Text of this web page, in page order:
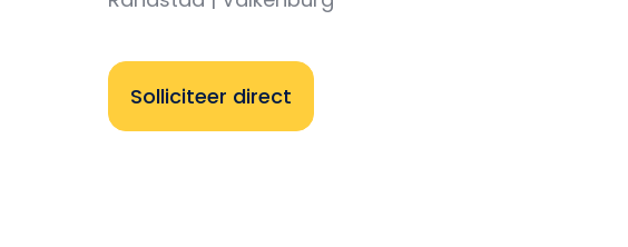
Solliciteer direct